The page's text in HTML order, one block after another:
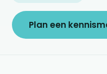
Plan een